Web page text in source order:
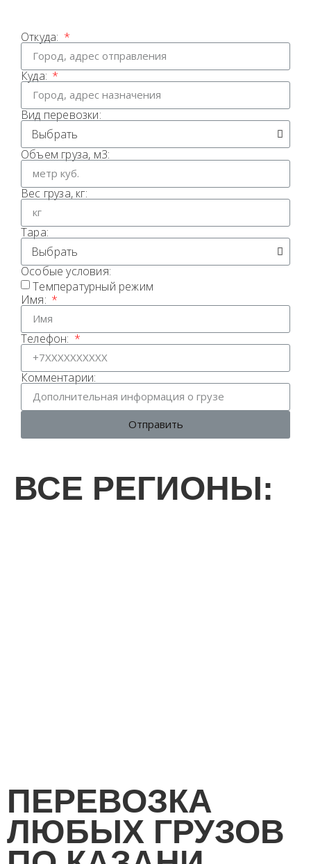
Откуда:
Куда:
Вид перевозки:
Объем груза, м3:
Вес груза, кг:
Тара:
Особые условия:
Температурный режим
Имя:
Телефон:
Комментарии:
Отправить
ВСЕ РЕГИОНЫ:
ПЕРЕВОЗКА
ЛЮБЫХ ГРУЗОВ